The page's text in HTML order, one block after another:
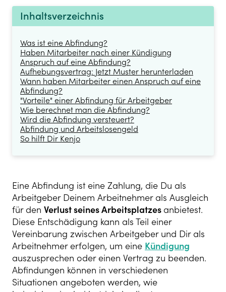
Inhaltsverzeichnis
Was ist eine Abfindung?
Haben Mitarbeiter nach einer Kündigung
Anspruch auf eine Abfindung?
Aufhebungsvertrag: Jetzt Muster herunterladen
Wann haben Mitarbeiter einen Anspruch auf eine
Abfindung?
"Vorteile" einer Abfindung für Arbeitgeber
Wie berechnet man die Abfindung?
Wird die Abfindung versteuert?
Abfindung und Arbeitslosengeld
So hilft Dir Kenjo
Eine Abfindung ist eine Zahlung, die Du als
Arbeitgeber Deinem Arbeitnehmer als Ausgleich
für den Verlust seines Arbeitsplatzesanbietest.
Diese Entschädigung kann als Teil einer
Vereinbarung zwischen Arbeitgeber und Dir als
Arbeitnehmer erfolgen, um eine Kündigung
auszusprechen oder einen Vertrag zu beenden.
Abfindungen können in verschiedenen
Situationen angeboten werden, wie